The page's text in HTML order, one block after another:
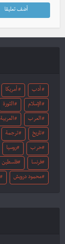
أدب أمريكا
الإسلام الثورة
العرب العربية
تاريخ ترجمة
حرب روسيا
فرنسا فلسطين
محمود درويش